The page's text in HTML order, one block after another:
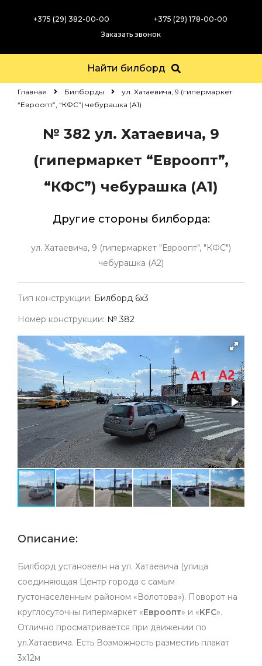
+375 (29) 382-00-00
+375 (29) 178-00-00
Заказать звонок
Найти билборд
Главная Билборды
ул. Хатаевича, 9 (гипермаркет
“Евроопт”, “КФС”) чебурашка (А1)
№ 382 ул. Хатаевича, 9
(гипермаркет “Евроопт”,
“КФС”) чебурашка (А1)
Другие стороны билборда:
ул. Хатаевича, 9 (гипермаркет "Евроопт", "КФС")
чебурашка (А2)
Тип конструкции: Билборд 6х3
Номер конструкции: № 382
Описание:
Билборд установелн на ул. Хатаевича (улица
соединяющая Центр города с самым
густонаселенным районом «Волотова»). Поворот на
круглосуточны гипермаркет «Евроопт» и «KFC».
Отлично просматривается при движении по
ул.Хатаевича. Есть Возможность разместиь плакат
3х12м